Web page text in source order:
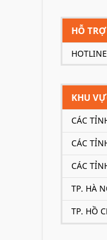
HỖ
KHU
CÁC
CÁC
CÁC
TP. HÀ
TP. HỒ